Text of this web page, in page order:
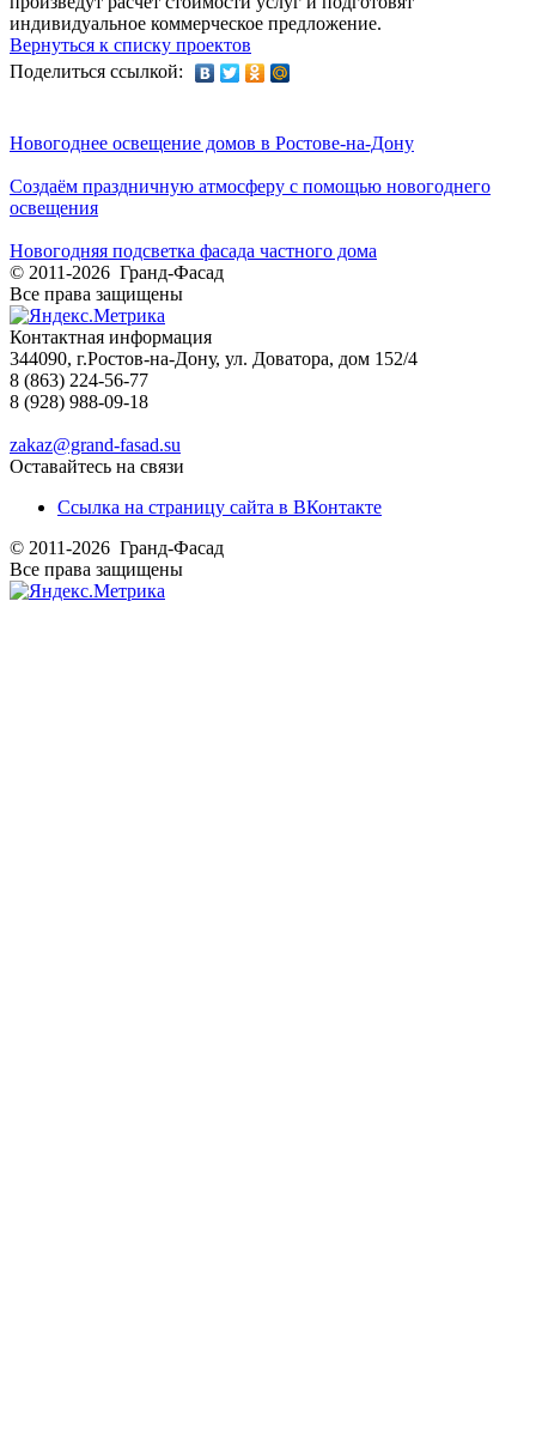
индивидуальное коммерческое предложение.
Вернуться к списку проектов
Поделиться ссылкой:
Новогоднее освещение домов в Ростове-на-Дону
Создаём праздничную атмосферу с помощью новогоднего
освещения
Новогодняя подсветка фасада частного дома
© 2011-2026 Гранд-Фасад
Все права защищены
Контактная информация
344090, г.Ростов-на-Дону, ул. Доватора, дом 152/4
8 (863) 224-56-77
8 (928) 988-09-18
zakaz@grand-fasad.su
Оставайтесь на связи
Ссылка на страницу сайта в ВКонтакте
© 2011-2026 Гранд-Фасад
Все права защищены